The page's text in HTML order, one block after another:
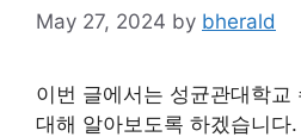
May 27, 2024 by bherald
이번 글에서는 성균관대학교
대해 알아보도록 하겠습니